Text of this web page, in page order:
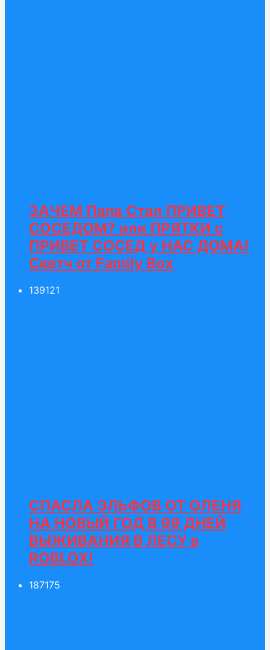
ЗАЧЕМ Папа Стал ПРИВЕТ
СОСЕДОМ? или ПРЯТКИ с
ПРИВЕТ СОСЕД у НАС ДОМА!
Скетч от Family Box
139121
СПАСЛА ЭЛЬФОВ ОТ ОЛЕНЯ
НА НОВЫЙ ГОД В 99 ДНЕЙ
ВЫЖИВАНИЯ В ЛЕСУ в
ROBLOX!
187175